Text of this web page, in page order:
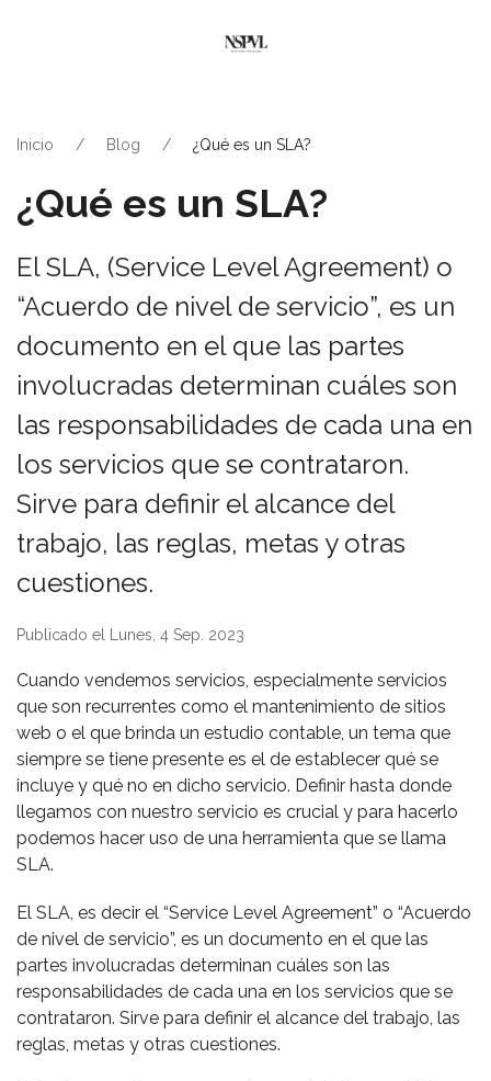
Inicio Blog ¿Qué es un SLA?
¿Qué es un SLA?
El SLA, (Service Level Agreement) o
“Acuerdo de nivel de servicio”, es un
documento en el que las partes
involucradas determinan cuáles son
las responsabilidades de cada una en
los servicios que se contrataron.
Sirve para definir el alcance del
trabajo, las reglas, metas y otras
cuestiones.
Publicado el Lunes, 4 Sep. 2023
Cuando vendemos servicios, especialmente servicios
que son recurrentes como el mantenimiento de sitios
web o el que brinda un estudio contable, un tema que
siempre se tiene presente es el de establecer qué se
incluye y qué no en dicho servicio. Definir hasta donde
llegamos con nuestro servicio es crucial y para hacerlo
podemos hacer uso de una herramienta que se llama
SLA.
El SLA, es decir el “Service Level Agreement” o “Acuerdo
de nivel de servicio”, es un documento en el que las
partes involucradas determinan cuáles son las
responsabilidades de cada una en los servicios que se
contrataron. Sirve para definir el alcance del trabajo, las
reglas, metas y otras cuestiones.